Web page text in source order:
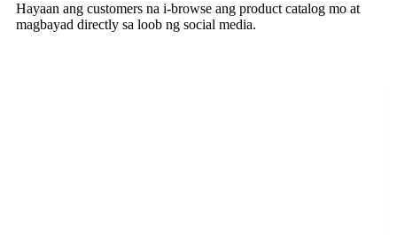
Hayaan ang customers na i-browse ang product catalog mo at
magbayad directly sa loob ng social media.